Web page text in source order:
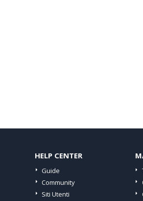
HELP CENTER
Guide
Community
Siti Utenti